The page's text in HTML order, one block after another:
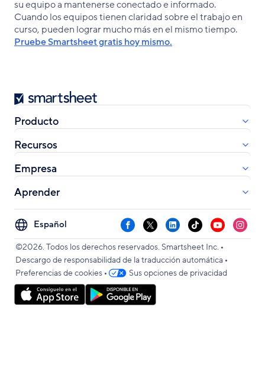
su equipo a mantenerse conectado e informado.
Cuando los equipos tienen claridad sobre el trabajo en
curso, pueden lograr mucho más en el mismo tiempo.
Pruebe Smartsheet gratis hoy mismo.
Smartsheet
Producto
Recursos
Empresa
Aprender
Select
your
language
Facebook
X LinkedInTikTokYouTube
©2026. Todos los derechos reservados. Smartsheet Inc. •
Descargo de responsabilidad de la traducción automática •
Preferencias de cookies • Sus opciones de privacidad